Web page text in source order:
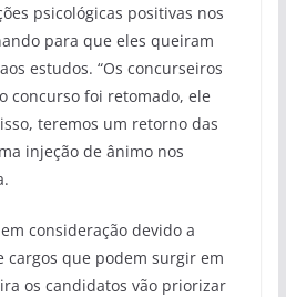
psicológicas positivas nos
para que eles queiram
estudos. “Os concurseiros
concurso foi retomado, ele
teremos um retorno das
injeção de ânimo nos
consideração devido a
que podem surgir em
os candidatos vão priorizar